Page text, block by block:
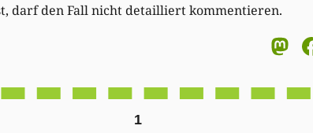
darf den Fall nicht detailliert kommentieren.
1